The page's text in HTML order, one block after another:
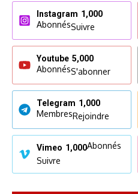
Instagram 1,000
AbonnésSuivre
Youtube 5,000
AbonnésS'abonner
Telegram 1,000
MembresRejoindre
Vimeo 1,000Abonnés
Suivre